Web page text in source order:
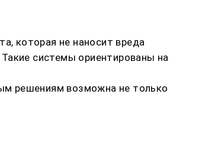
которая не наносит вреда
системы ориентированы на
решениям возможна не только